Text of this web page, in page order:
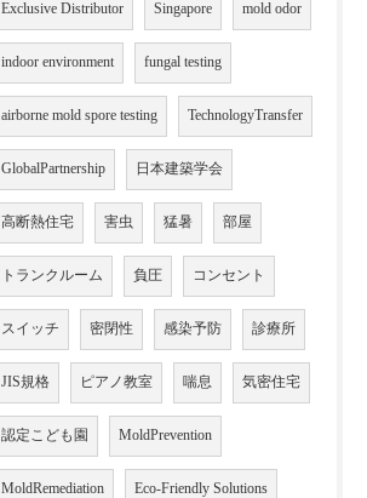
Exclusive Distributor Singapore mold odor
indoor environment fungal testing
airborne mold spore testing TechnologyTransfer
GlobalPartnership 日本建築学会
高断熱住宅 害虫 猛暑 部屋
トランクルーム 負圧 コンセント
スイッチ 密閉性 感染予防 診療所
JIS規格 ピアノ教室 喘息 気密住宅
認定こども園 MoldPrevention
MoldRemediation Eco-Friendly Solutions